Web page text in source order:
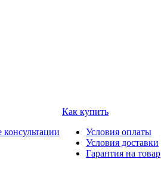
Как купить
Условия оплаты
Условия доставки
Гарантия на товар